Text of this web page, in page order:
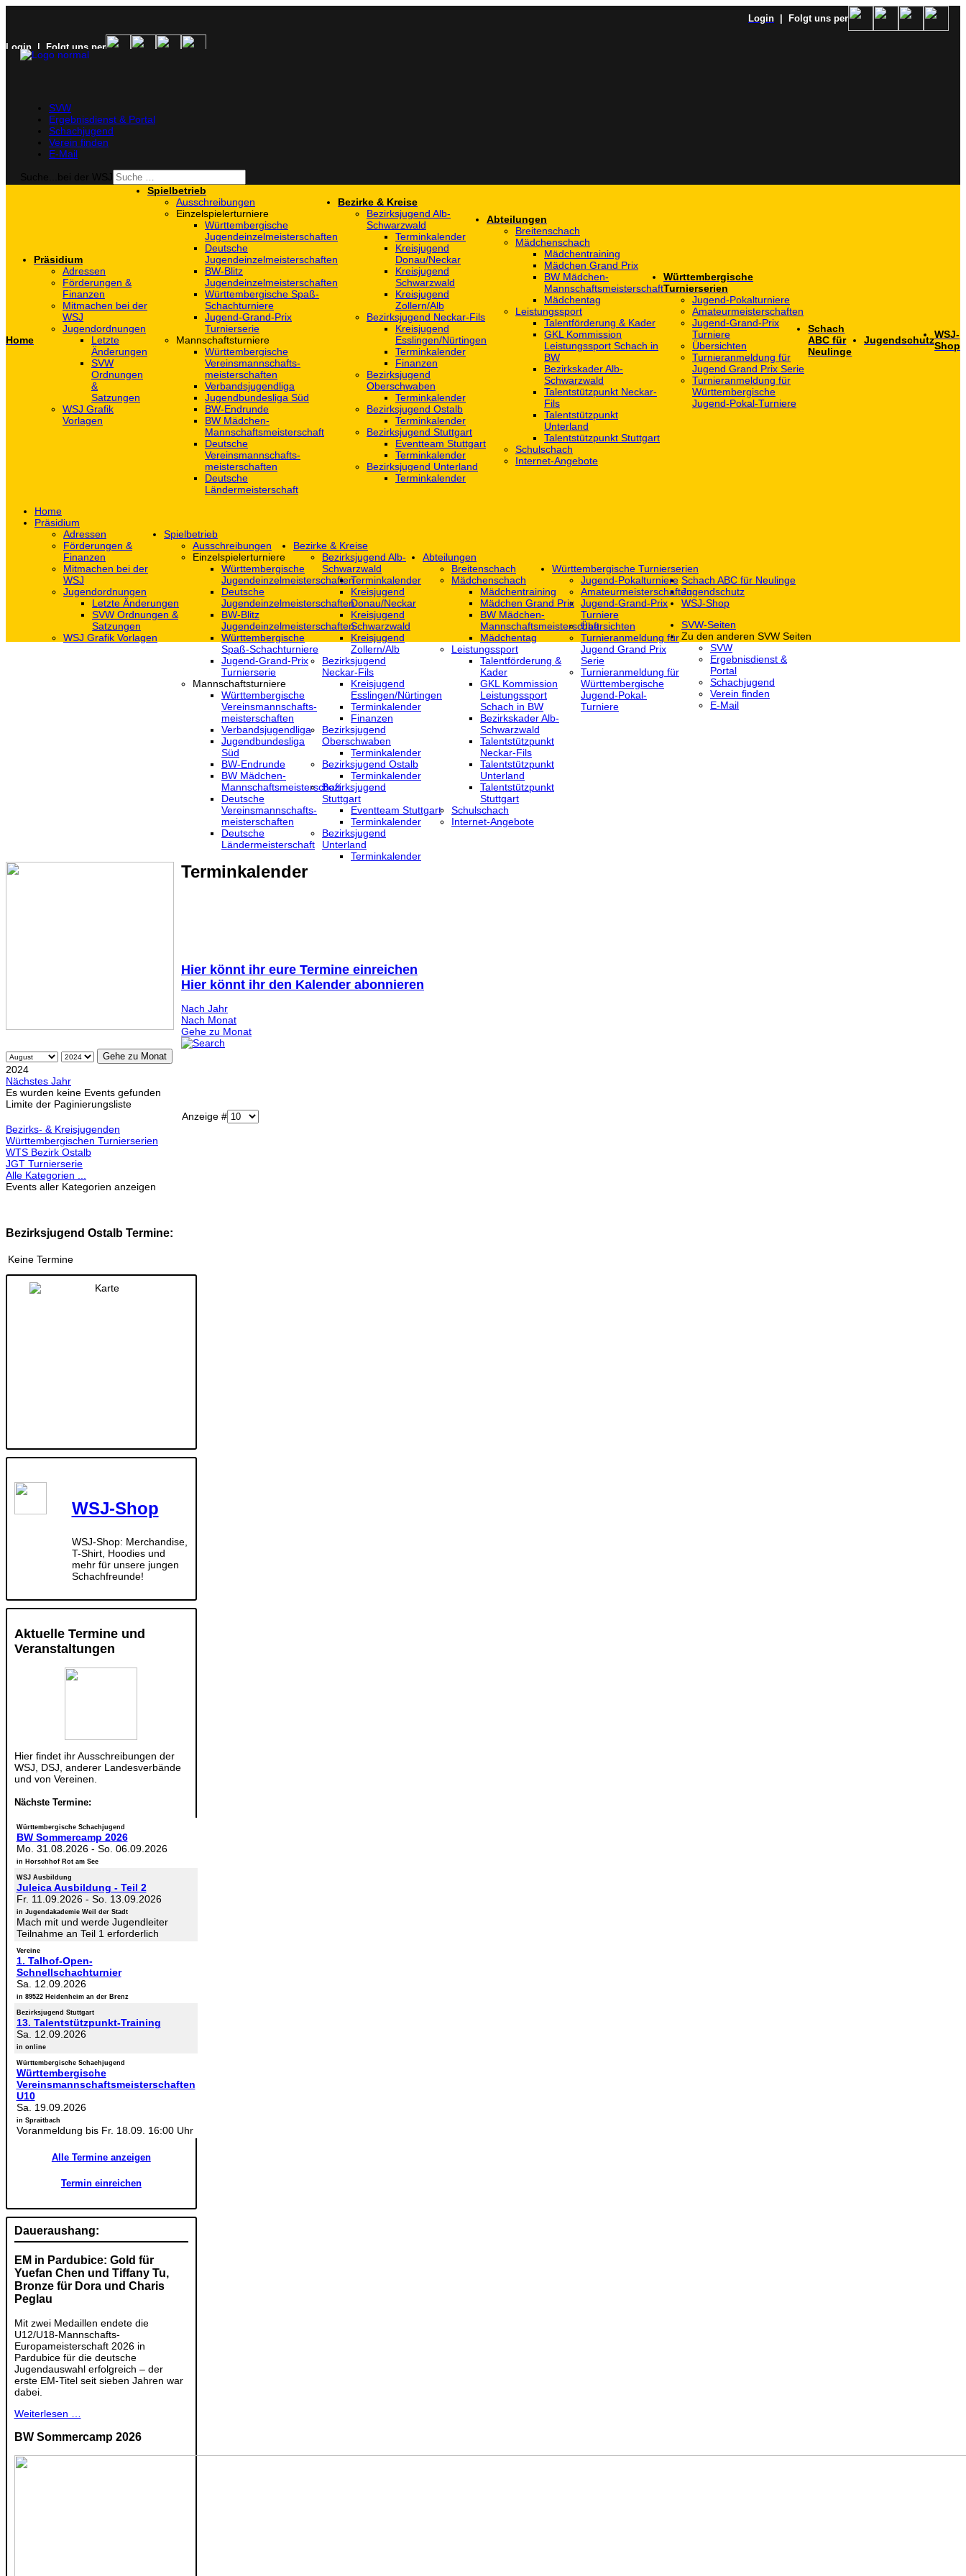
Login | Folgt uns per
Login | Folgt uns per
SVW
Ergebnisdienst & Portal
Schachjugend
Verein finden
E-Mail
Home
Präsidium
Adressen
Förderungen &
Finanzen
Mitmachen bei der
WSJ
Jugendordnungen
Letzte
Änderungen
SVW
Ordnungen
&
Satzungen
WSJ Grafik
Vorlagen
Spielbetrieb
Ausschreibungen
Einzelspielerturniere
Württembergische
Jugendeinzelmeisterschaften
Deutsche
Jugendeinzelmeisterschaften
BW-Blitz
Jugendeinzelmeisterschaften
Württembergische Spaß-
Schachturniere
Jugend-Grand-Prix
Turnierserie
Mannschaftsturniere
Württembergische
Vereinsmannschafts-
meisterschaften
Verbandsjugendliga
Jugendbundesliga Süd
BW-Endrunde
BW Mädchen-
Mannschaftsmeisterschaft
Deutsche
Vereinsmannschafts-
meisterschaften
Deutsche
Ländermeisterschaft
Bezirke & Kreise
Bezirksjugend Alb-
Schwarzwald
Terminkalender
Kreisjugend
Donau/Neckar
Kreisjugend
Schwarzwald
Kreisjugend
Zollern/Alb
Bezirksjugend Neckar-Fils
Kreisjugend
‎Esslingen/Nürtingen
Terminkalender
Finanzen
Bezirksjugend
Oberschwaben
Terminkalender
Bezirksjugend Ostalb
Terminkalender
Bezirksjugend Stuttgart
‎Eventteam Stuttgart
Terminkalender
Bezirksjugend Unterland
Terminkalender
Abteilungen
Breitenschach
Mädchenschach
Mädchentraining
Mädchen Grand Prix
BW Mädchen-
Mannschaftsmeisterschaft
Mädchentag
Leistungssport
Talentförderung & Kader
GKL Kommission
Leistungssport Schach in
BW
Bezirkskader Alb-
Schwarzwald
Talentstützpunkt Neckar-
Fils
Talentstützpunkt
Unterland
Talentstützpunkt Stuttgart
Schulschach
Internet-Angebote
Württembergische
Turnierserien
Jugend-Pokalturniere
Amateurmeisterschaften
Jugend-Grand-Prix
Turniere
Übersichten
Turnieranmeldung für
Jugend Grand Prix Serie
Turnieranmeldung für
Württembergische
Jugend-Pokal-Turniere
Schach
ABC für
Neulinge
JugendschutzWSJ-
Shop
Home
Präsidium
Adressen
Förderungen &
Finanzen
Mitmachen bei der
WSJ
Jugendordnungen
Letzte Änderungen
SVW Ordnungen &
Satzungen
WSJ Grafik Vorlagen
Spielbetrieb
Ausschreibungen
Einzelspielerturniere
Württembergische
Jugendeinzelmeisterschaften
Deutsche
Jugendeinzelmeisterschaften
BW-Blitz
Jugendeinzelmeisterschaften
Württembergische
Spaß-Schachturniere
Jugend-Grand-Prix
Turnierserie
Mannschaftsturniere
Württembergische
Vereinsmannschafts-
meisterschaften
Verbandsjugendliga
Jugendbundesliga
Süd
BW-Endrunde
BW Mädchen-
Mannschaftsmeisterschaft
Deutsche
Vereinsmannschafts-
meisterschaften
Deutsche
Ländermeisterschaft
Bezirke & Kreise
Bezirksjugend Alb-
Schwarzwald
Terminkalender
Kreisjugend
Donau/Neckar
Kreisjugend
Schwarzwald
Kreisjugend
Zollern/Alb
Bezirksjugend
Neckar-Fils
Kreisjugend
‎Esslingen/Nürtingen
Terminkalender
Finanzen
Bezirksjugend
Oberschwaben
Terminkalender
Bezirksjugend Ostalb
Terminkalender
Bezirksjugend
Stuttgart
‎Eventteam Stuttgart
Terminkalender
Bezirksjugend
Unterland
Terminkalender
Abteilungen
Breitenschach
Mädchenschach
Mädchentraining
Mädchen Grand Prix
BW Mädchen-
Mannschaftsmeisterschaft
Mädchentag
Leistungssport
Talentförderung &
Kader
GKL Kommission
Leistungssport
Schach in BW
Bezirkskader Alb-
Schwarzwald
Talentstützpunkt
Neckar-Fils
Talentstützpunkt
Unterland
Talentstützpunkt
Stuttgart
Schulschach
Internet-Angebote
Württembergische Turnierserien
Jugend-Pokalturniere
Amateurmeisterschaften
Jugend-Grand-Prix
Turniere
Übersichten
Turnieranmeldung für
Jugend Grand Prix
Serie
Turnieranmeldung für
Württembergische
Jugend-Pokal-
Turniere
Schach ABC für Neulinge
Jugendschutz
WSJ-Shop
SVW-Seiten
Zu den anderen SVW Seiten
SVW
Ergebnisdienst &
Portal
Schachjugend
Verein finden
E-Mail
Terminkalender
Hier könnt ihr eure Termine einreichen
Hier könnt ihr den Kalender abonnieren
Nach Jahr
Nach Monat
Gehe zu Monat
Gehe zu Monat
2024
Nächstes Jahr
Es wurden keine Events gefunden
Limite der Paginierungsliste
Anzeige #
Bezirks- & Kreisjugenden
Württembergischen Turnierserien
WTS Bezirk Ostalb
JGT Turnierserie
Alle Kategorien ...
Events aller Kategorien anzeigen
Bezirksjugend Ostalb Termine:
Keine Termine
WSJ-Shop
WSJ-Shop: Merchandise,
T-Shirt, Hoodies und
mehr für unsere jungen
Schachfreunde!
Aktuelle Termine und
Veranstaltungen
Hier findet ihr Ausschreibungen der
WSJ, DSJ, anderer Landesverbände
und von Vereinen.
Nächste Termine:
Württembergische Schachjugend
BW Sommercamp 2026
Mo. 31.08.2026- So. 06.09.2026
in Horschhof Rot am See
WSJ Ausbildung
Juleica Ausbildung - Teil 2
Fr. 11.09.2026- So. 13.09.2026
in Jugendakademie Weil der Stadt
Mach mit und werde Jugendleiter
Teilnahme an Teil 1 erforderlich
Vereine
1. Talhof-Open-
Schnellschachturnier
Sa. 12.09.2026
in 89522 Heidenheim an der Brenz
Bezirksjugend Stuttgart
13. Talentstützpunkt-Training
Sa. 12.09.2026
in online
Württembergische Schachjugend
Württembergische
Vereinsmannschaftsmeisterschaften
U10
Sa. 19.09.2026
in Spraitbach
Voranmeldung bis Fr. 18.09. 16:00 Uhr
Alle Termine anzeigen
Termin einreichen
Daueraushang:
EM in Pardubice: Gold für
Yuefan Chen und Tiffany Tu,
Bronze für Dora und Charis
Peglau
Mit zwei Medaillen endete die
U12/U18-Mannschafts-
Europameisterschaft 2026 in
Pardubice für die deutsche
Jugendauswahl erfolgreich – der
erste EM-Titel seit sieben Jahren war
dabei.
Weiterlesen …
BW Sommercamp 2026